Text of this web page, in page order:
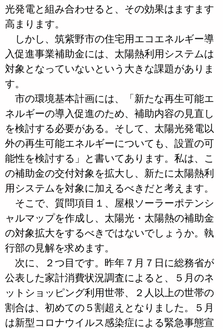
光発電と組み合わせると、その効果はますます
高まります。
しかし、筑紫野市の住宅用エコエネルギー導
入促進事業補助金には、太陽熱利用システムは
対象となっていないという大きな課題がありま
す。
市の環境基本計画には、「新たな再生可能エ
ネルギーの導入促進のため、補助内容の見直し
を検討する必要がある。そして、太陽光発電以
外の再生可能エネルギーについても、設置の可
能性を検討する」と書いてあります。私は、こ
の補助金の交付対象を拡大し、新たに太陽熱利
用システムを対象に加えるべきだと考えます。
そこで、質問項目１、屋根ソーラーポテンシ
ャルマップを作成し、太陽光・太陽熱の補助金
の対象拡大をするべきではないでしょうか。執
行部の見解を求めます。
次に、２つ目です。昨年７月７日に総務省が
公表した家計消費状況調査によると、５月のネ
ットショッピング利用世帯、２人以上の世帯の
割合は、初めての５割超えとなりました。５月
は新型コロナウイルス感染症による緊急事態宣